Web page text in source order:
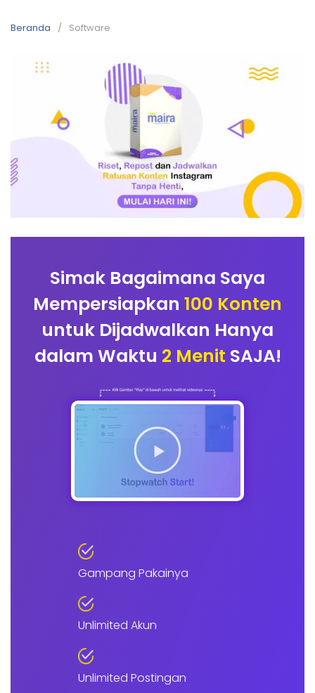
Beranda Software
Simak Bagaimana Saya
Mempersiapkan 100 Konten
untuk Dijadwalkan Hanya
dalam Waktu 2 Menit SAJA!
Gampang Pakainya
Unlimited Akun
Unlimited Postingan